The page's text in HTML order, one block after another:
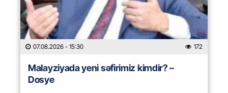
07.08.2026 - 15:30 172
Malayziyada yeni səfirimiz kimdir? –
Dosye